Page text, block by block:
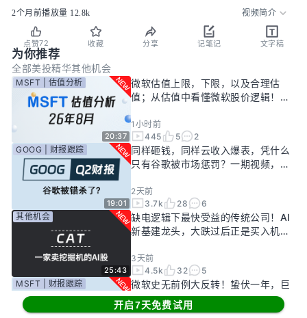
2个月前播放量 12.8k 视频简介
点赞72 收藏 分享 记笔记 文字稿
为你推荐
全部美投精华其他机会
20:37
MSFT | 估值分析
微软估值上限，下限，以及合理估
值；从估值中看懂微软股价逻辑！
1小时前
445
5 2
19:01
GOOG | 财报跟踪
同样砸钱，同样云收入爆表，凭什么
只有谷歌被市场惩罚？一期视频，告
2天前
3.7k
28 6
25:43
其他机会
缺电逻辑下最快受益的传统公司！AI
新基建龙头，大跌过后正是买入机
3天前
4.5k
32
5
MSFT | 财报跟踪
微软史无前例大反转！蛰伏一年，巨
头终于准备好起飞了？
开启7天免费试用